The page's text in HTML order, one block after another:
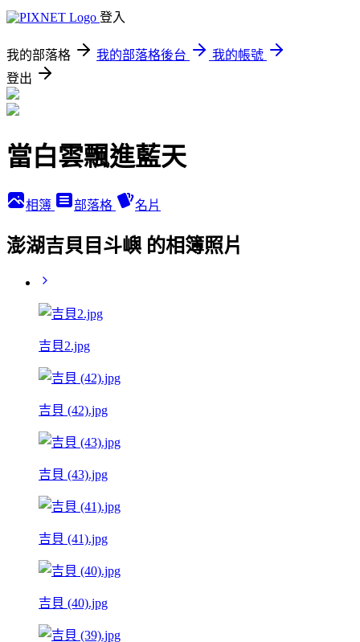
登入
我的部落格 我的部落格後台
我的帳號
登出
當白雲飄進藍天
相簿 部落格 名片
澎湖吉貝目斗嶼 的相簿照片
吉貝2.jpg
吉貝 (42).jpg
吉貝 (43).jpg
吉貝 (41).jpg
吉貝 (40).jpg